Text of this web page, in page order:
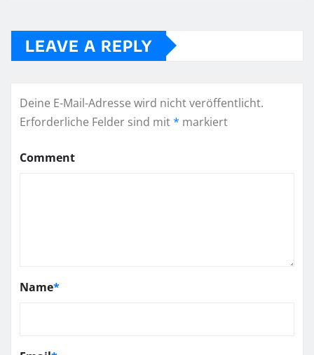
LEAVE A REPLY
Deine E-Mail-Adresse wird nicht veröffentlicht.
Erforderliche Felder sind mit* markiert
Comment
Name*